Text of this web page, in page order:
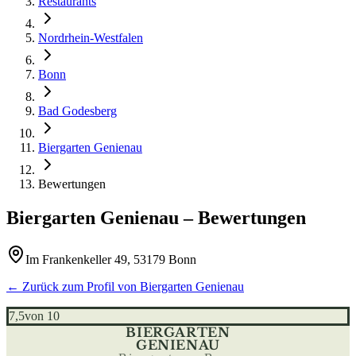
Nordrhein-Westfalen
Bonn
Bad Godesberg
Biergarten Genienau
Bewertungen
Biergarten Genienau – Bewertungen
Im Frankenkeller 49, 53179 Bonn
← Zurück zum Profil von Biergarten Genienau
7,5von 10
BIERGARTEN
GENIENAU